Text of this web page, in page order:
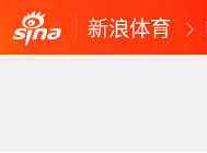
新浪体育